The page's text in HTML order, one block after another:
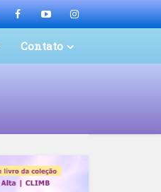
Contato